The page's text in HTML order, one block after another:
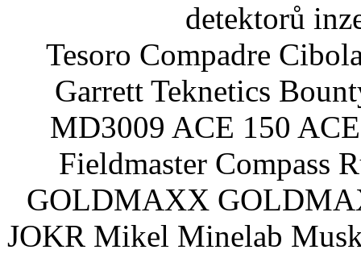
detektorů
Tesoro Compadre
Garrett Teknetics
MD3009 ACE 150
Fieldmaster Compass
GOLDMAXX
JOKR Mikel Minelab